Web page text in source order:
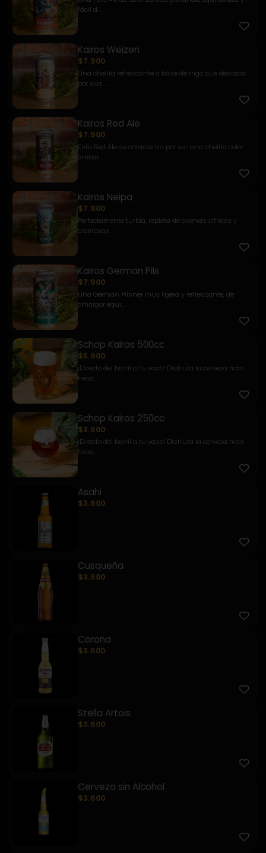
fácil d...
Kairos Weizen
$7.900
Una chelita refrescante a base de trigo que destaca
por sus ...
Kairos Red Ale
$7.900
Esta Red Ale se caracteriza por ser una chelita color
ámbar ...
Kairos Neipa
$7.900
Perfectamente turbia, repleta de aromas cítricos y
cremosos ...
Kairos German Pils
$7.900
Una German Pilsner muy ligera y refrescante, de
amargor equi...
Schop Kairos 500cc
$5.900
¡Directo del barril a tu vaso! Disfruta la cerveza más
fresc...
Schop Kairos 250cc
$3.600
¡Directo del barril a tu vaso! Disfruta la cerveza más
fresc...
Asahi
$3.600
Cusqueña
$3.600
Corona
$3.600
Stella Artois
$3.600
Cerveza sin Alcohol
$3.600